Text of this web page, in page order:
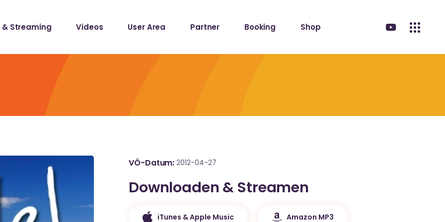
& Streaming Videos User Area Partner Booking Shop
VÖ-Datum 2012-04-27
Downloaden & Streamen
iTunes & Apple Music Amazon MP3